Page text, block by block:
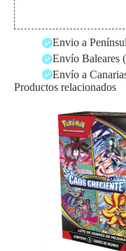
Envio a
Envío Baleares
Envío a
Productos relacionados